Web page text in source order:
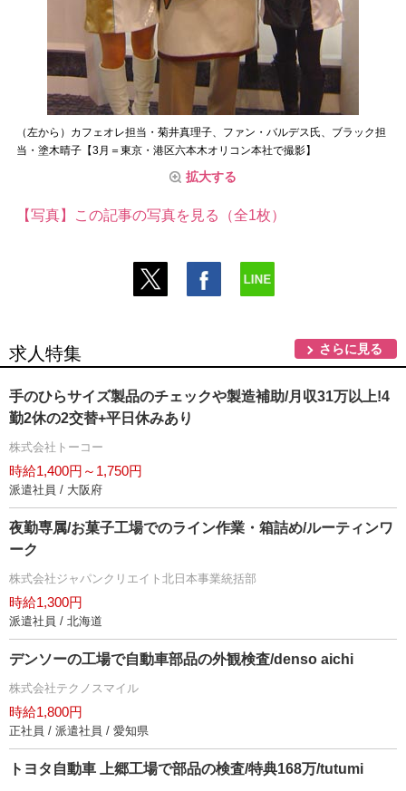
（左から）カフェオレ担当・菊井真理子、ファン・バルデス氏、ブラック担
当・塗木晴子【3月＝東京・港区六本木オリコン本社で撮影】
拡大する
【写真】この記事の写真を見る（全1枚）
求人特集 さらに見る
手のひらサイズ製品のチェックや製造補助/月収31万以上!4
勤2休の2交替+平日休みあり
株式会社トーコー
時給1,400円～1,750円
派遣社員 / 大阪府
夜勤専属/お菓子工場でのライン作業・箱詰め/ルーティンワ
ーク
株式会社ジャパンクリエイト北日本事業統括部
時給1,300円
派遣社員 / 北海道
デンソーの工場で自動車部品の外観検査/denso aichi
株式会社テクノスマイル
時給1,800円
正社員 / 派遣社員 / 愛知県
トヨタ自動車 上郷工場で部品の検査/特典168万/tutumi